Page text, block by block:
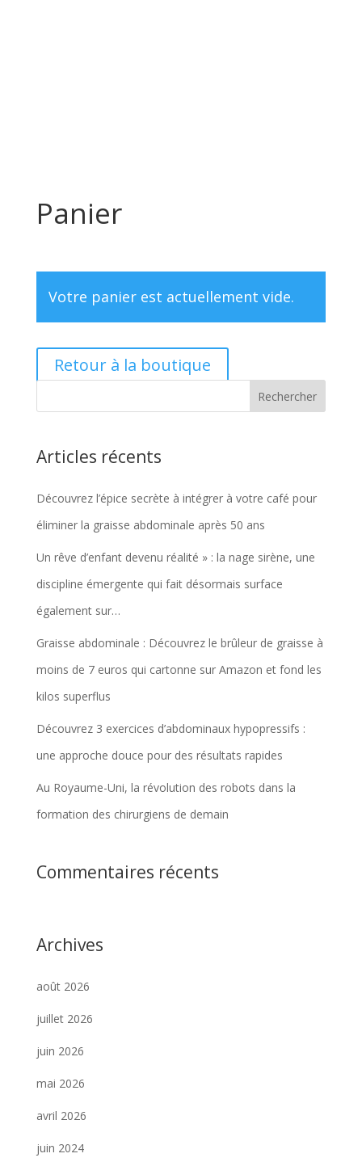
Panier
Votre panier est actuellement vide.
Retour à la boutique
Articles récents
Découvrez l’épice secrète à intégrer à votre café pour
éliminer la graisse abdominale après 50 ans
Un rêve d’enfant devenu réalité » : la nage sirène, une
discipline émergente qui fait désormais surface
également sur…
Graisse abdominale : Découvrez le brûleur de graisse à
moins de 7 euros qui cartonne sur Amazon et fond les
kilos superflus
Découvrez 3 exercices d’abdominaux hypopressifs :
une approche douce pour des résultats rapides
Au Royaume-Uni, la révolution des robots dans la
formation des chirurgiens de demain
Commentaires récents
Archives
août 2026
juillet 2026
juin 2026
mai 2026
avril 2026
juin 2024